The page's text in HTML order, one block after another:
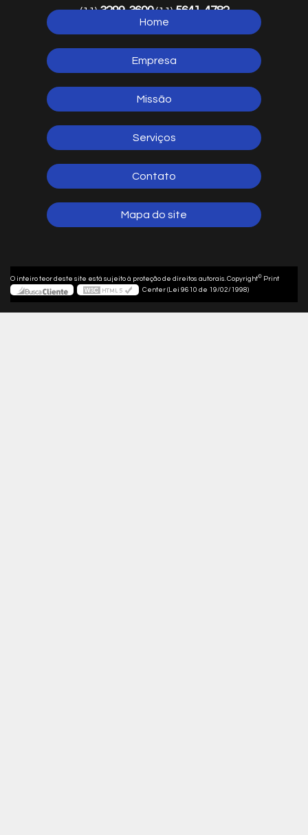
(11)3299-3600(11)5641-4782
5641-1254
Home
Empresa
Missão
Serviços
Contato
Mapa do site
O inteiro teor deste site está sujeito à proteção de direitos autorais. Copyright© Print
Center (Lei 9610 de 19/02/1998)